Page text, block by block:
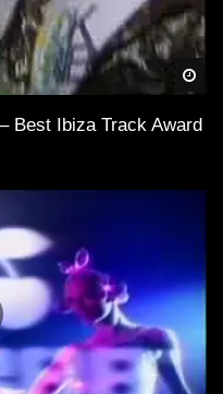
Best Ibiza Track Award